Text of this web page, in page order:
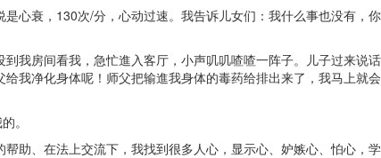
心衰，130次/分，心动过速。我告诉儿女们：我什么事也没有，你
我房间看我，急忙進入客厅，小声叽叽喳喳一阵子。儿子过来说话
我净化身体呢！师父把输進我身体的毒药给排出来了，我马上就会
。
助、在法上交流下，我找到很多人心，显示心、妒嫉心、怕心，学